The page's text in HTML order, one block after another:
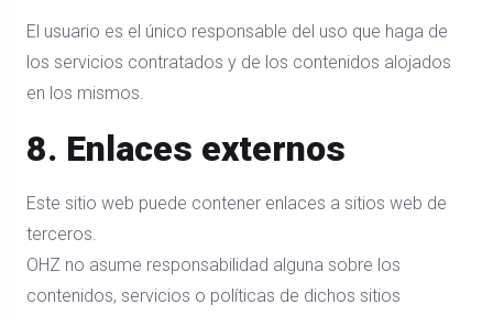
El usuario es el único responsable del uso que haga de
los servicios contratados y de los contenidos alojados
en los mismos.
8. Enlaces externos
Este sitio web puede contener enlaces a sitios web de
terceros.
OHZ no asume responsabilidad alguna sobre los
contenidos, servicios o políticas de dichos sitios